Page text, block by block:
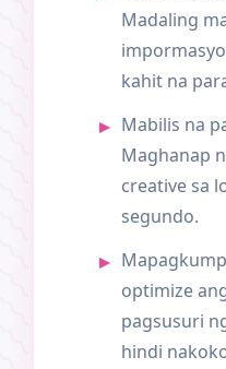
Madaling
kahit na
Mabilis na
Maghanap
creative sa
segundo.
optimize
pagsusuri
hindi